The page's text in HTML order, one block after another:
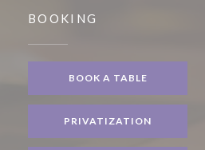
BOOKING
BOOK A TABLE
PRIVATIZATION